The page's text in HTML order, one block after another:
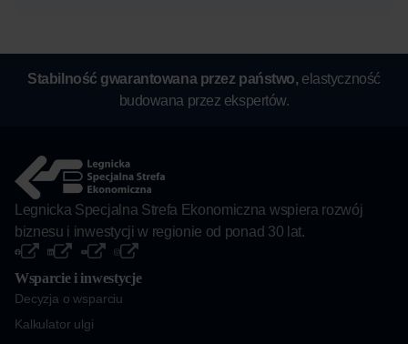
Stabilność gwarantowana przez państwo, elastyczność
budowana przez ekspertów.
Legnicka Specjalna Strefa Ekonomiczna wspiera rozwój
biznesu i inwestycji w regionie od ponad 30 lat.
Wsparcie i inwestycje
Decyzja o wsparciu
Kalkulator ulgi